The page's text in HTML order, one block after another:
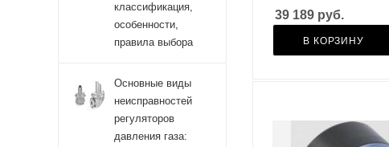
39 189 руб.
В КОРЗИНУ
классификация,
особенности,
правила выбора
Основные виды
неисправностей
регуляторов
давления газа: